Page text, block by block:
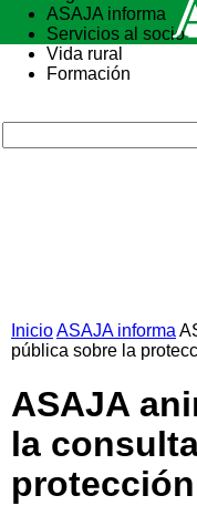
ASAJA informa
Servicios al socio
Vida rural
Formación
InicioASAJA informa
pública sobre la
ASAJA
la